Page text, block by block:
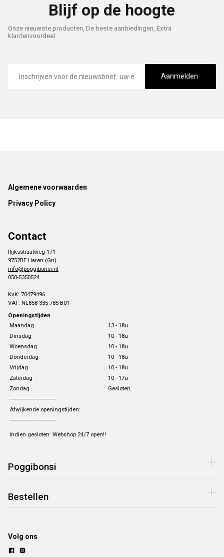
Blijf op de hoogte
Onze nieuwste producten, De beste aanbiedingen, Extra
klantenvoordeel
mailadres
Aanmelden
Footer
Algemene voorwaarden
Privacy Policy
Contact
Rijksstraatweg 171
9752BE Haren (Gn)
info@poggibonsi.nl
050-5350524
KvK: 70479496
VAT: NL858 335 785 B01
Openingstijden
Maandag
13 - 18u
Dinsdag
10 - 18u
Woensdag
10 - 18u
Donderdag
10 - 18u
Vrijdag
10 - 18u
Zaterdag
10 - 17u
Zondag
Gesloten.
-------------------------------
Afwijkende openingstijden:
-------------------------------
Indien gesloten: Webshop 24/7 open!!
Poggibonsi
Bestellen
Volg ons